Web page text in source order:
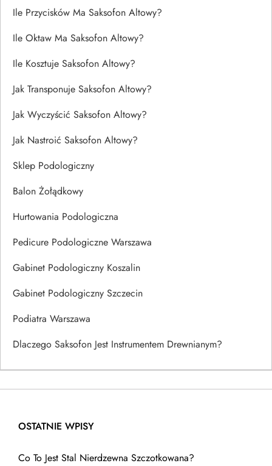
Ile Przycisków Ma Saksofon Altowy?
Ile Oktaw Ma Saksofon Altowy?
Ile Kosztuje Saksofon Altowy?
Jak Transponuje Saksofon Altowy?
Jak Wyczyścić Saksofon Altowy?
Jak Nastroić Saksofon Altowy?
Sklep Podologiczny
Balon Żołądkowy
Hurtowania Podologiczna
Pedicure Podologiczne Warszawa
Gabinet Podologiczny Koszalin
Gabinet Podologiczny Szczecin
Podiatra Warszawa
Dlaczego Saksofon Jest Instrumentem Drewnianym?
OSTATNIE WPISY
Co To Jest Stal Nierdzewna Szczotkowana?